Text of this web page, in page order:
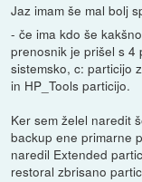
Jaz imam še mal bolj
- če ima kdo še
prenosnik je prišel s 4
sistemsko, c: particijo
in HP_Tools particijo.
Ker sem želel naredit
backup ene primarne
naredil Extended
restoral zbrisano